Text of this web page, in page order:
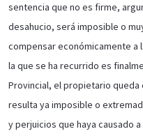
sentencia que no es firme,
desahucio, será imposible o
compensar económicamente a
la que se ha recurrido es
Provincial, el propietario
resulta ya imposible o
y perjuicios que haya causado a